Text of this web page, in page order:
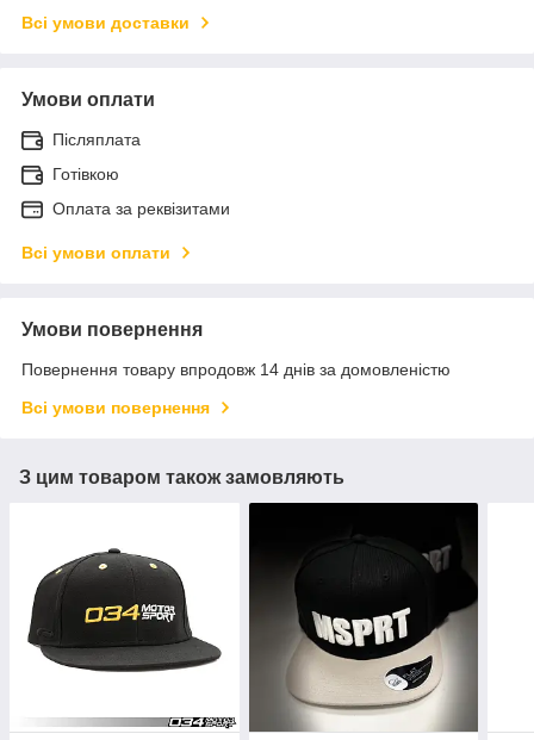
Всі умови доставки
Умови оплати
Післяплата
Готівкою
Оплата за реквізитами
Всі умови оплати
Умови повернення
Повернення товару впродовж 14 днів за домовленістю
Всі умови повернення
З цим товаром також замовляють